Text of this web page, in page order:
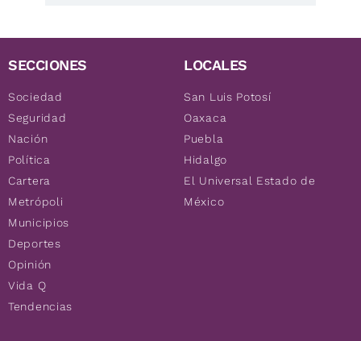
SECCIONES
Sociedad
Seguridad
Nación
Política
Cartera
Metrópoli
Municipios
Deportes
Opinión
Vida Q
Tendencias
LOCALES
San Luis Potosí
Oaxaca
Puebla
Hidalgo
El Universal Estado de
México